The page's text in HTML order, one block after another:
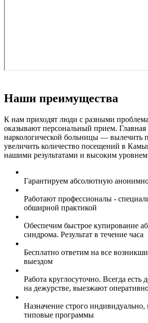
Наши преимущества
К нам приходят люди с разными
оказывают персональный прием. Главная
наркологической больницы — вылечить
увеличить количество посещений в
нашими результатами и высоким
Гарантируем абсолютную
Работают профессионалы -
обширной практикой
Обеспечим быстрое купирование
синдрома. Результат в течение часа
Бесплатно ответим на все
выездом
Работа круглосуточно. Всегда есть
на дежурстве, выезжают
Назначение строго индивидуально,
типовые программы